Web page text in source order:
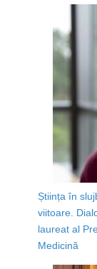
Știința în
viitoare.
laureat al
Medicină